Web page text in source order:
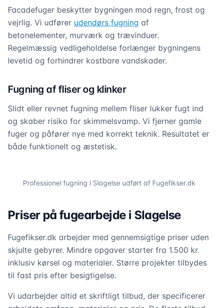
Facadefuger beskytter bygningen mod regn, frost og
vejrlig. Vi udfører udendørs fugning af
betonelementer, murværk og trævinduer.
Regelmæssig vedligeholdelse forlænger bygningens
levetid og forhindrer kostbare vandskader.
Fugning af fliser og klinker
Slidt eller revnet fugning mellem fliser lukker fugt ind
og skaber risiko for skimmelsvamp. Vi fjerner gamle
fuger og påfører nye med korrekt teknik. Resultatet er
både funktionelt og æstetisk.
Professionel fugning i Slagelseudført af Fugefikser.dk
Priser på fugearbejde i Slagelse
Fugefikser.dk arbejder med gennemsigtige priser uden
skjulte gebyrer. Mindre opgaver starter fra 1.500 kr.
inklusiv kørsel og materialer. Større projekter tilbydes
til fast pris efter besigtigelse.
Vi udarbejder altid et skriftligt tilbud, der specificerer